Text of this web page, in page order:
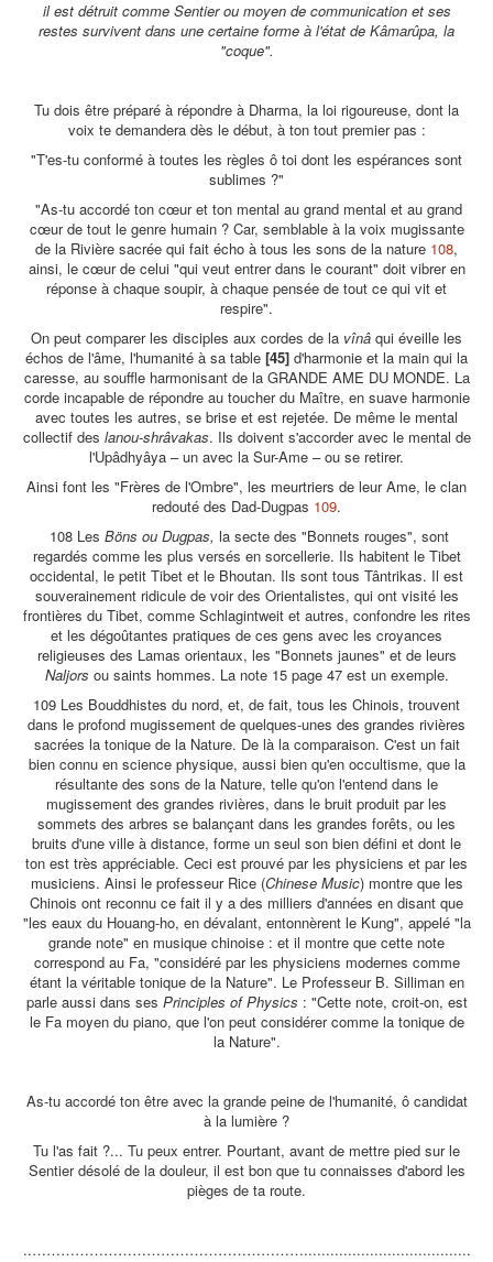
il est détruit comme Sentier ou moyen de communication et ses
restes survivent dans une certaine forme à l'état de Kâmarûpa, la
"coque".
Tu dois être préparé à répondre à Dharma, la loi rigoureuse, dont la
voix te demandera dès le début, à ton tout premier pas :
"T'es-tu conformé à toutes les règles ô toi dont les espérances sont
sublimes ?"
"As-tu accordé ton cœur et ton mental au grand mental et au grand
cœur de tout le genre humain ? Car, semblable à la voix mugissante
de la Rivière sacrée qui fait écho à tous les sons de la nature 108,
ainsi, le cœur de celui "qui veut entrer dans le courant" doit vibrer en
réponse à chaque soupir, à chaque pensée de tout ce qui vit et
respire".
On peut comparer les disciples aux cordes de la vînâ qui éveille les
échos de l'âme, l'humanité à sa table [45] d'harmonie et la main qui la
caresse, au souffle harmonisant de la GRANDE AME DU MONDE. La
corde incapable de répondre au toucher du Maître, en suave harmonie
avec toutes les autres, se brise et est rejetée. De même le mental
collectif des lanou-shrâvakas. Ils doivent s'accorder avec le mental de
l'Upâdhyâya – un avec la Sur-Ame – ou se retirer.
Ainsi font les "Frères de l'Ombre", les meurtriers de leur Ame, le clan
redouté des Dad-Dugpas 109.
108 Les Böns ou Dugpas, la secte des "Bonnets rouges", sont
regardés comme les plus versés en sorcellerie. Ils habitent le Tibet
occidental, le petit Tibet et le Bhoutan. Ils sont tous Tântrikas. Il est
souverainement ridicule de voir des Orientalistes, qui ont visité les
frontières du Tibet, comme Schlagintweit et autres, confondre les rites
et les dégoûtantes pratiques de ces gens avec les croyances
religieuses des Lamas orientaux, les "Bonnets jaunes" et de leurs
Naljors ou saints hommes. La note 15 page 47 est un exemple.
109 Les Bouddhistes du nord, et, de fait, tous les Chinois, trouvent
dans le profond mugissement de quelques-unes des grandes rivières
sacrées la tonique de la Nature. De là la comparaison. C'est un fait
bien connu en science physique, aussi bien qu'en occultisme, que la
résultante des sons de la Nature, telle qu'on l'entend dans le
mugissement des grandes rivières, dans le bruit produit par les
sommets des arbres se balançant dans les grandes forêts, ou les
bruits d'une ville à distance, forme un seul son bien défini et dont le
ton est très appréciable. Ceci est prouvé par les physiciens et par les
musiciens. Ainsi le professeur Rice (Chinese Music) montre que les
Chinois ont reconnu ce fait il y a des milliers d'années en disant que
"les eaux du Houang-ho, en dévalant, entonnèrent le Kung", appelé "la
grande note" en musique chinoise : et il montre que cette note
correspond au Fa, "considéré par les physiciens modernes comme
étant la véritable tonique de la Nature". Le Professeur B. Silliman en
parle aussi dans ses Principles of Physics : "Cette note, croit-on, est
le Fa moyen du piano, que l'on peut considérer comme la tonique de
la Nature".
As-tu accordé ton être avec la grande peine de l'humanité, ô candidat
à la lumière ?
Tu l'as fait ?... Tu peux entrer. Pourtant, avant de mettre pied sur le
Sentier désolé de la douleur, il est bon que tu connaisses d'abord les
pièges de ta route.
..…………………………………………………......................................